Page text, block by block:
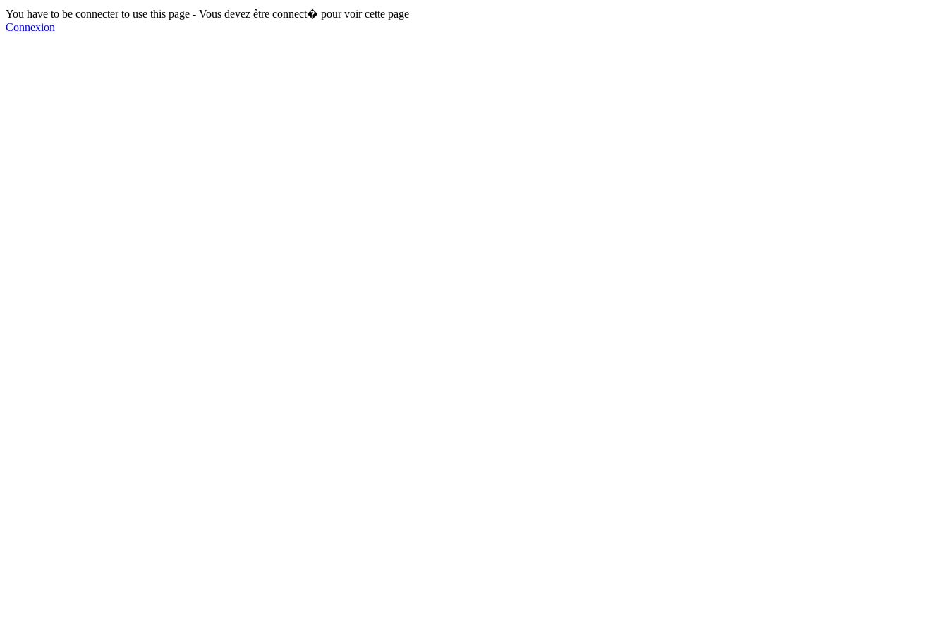
You have to be connecter to use this page - Vous devez être connect� pour voir cette page
Connexion